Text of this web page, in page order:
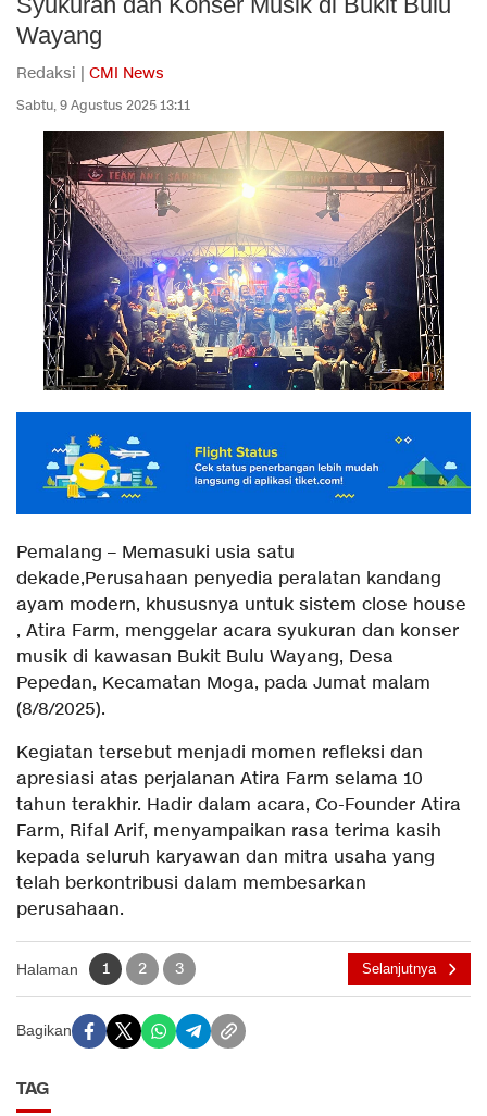
Wayang
Redaksi | CMI News
Sabtu, 9 Agustus 2025 13:11
Pemalang – Memasuki usia satu
dekade,Perusahaan penyedia peralatan kandang
ayam modern, khususnya untuk sistem close house
, Atira Farm, menggelar acara syukuran dan konser
musik di kawasan Bukit Bulu Wayang, Desa
Pepedan, Kecamatan Moga, pada Jumat malam
(8/8/2025).
Kegiatan tersebut menjadi momen refleksi dan
apresiasi atas perjalanan Atira Farm selama 10
tahun terakhir. Hadir dalam acara, Co-Founder Atira
Farm, Rifal Arif, menyampaikan rasa terima kasih
kepada seluruh karyawan dan mitra usaha yang
telah berkontribusi dalam membesarkan
perusahaan.
Halaman 1 2 3 Selanjutnya
Bagikan
TAG